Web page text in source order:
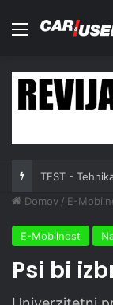
Meni
TEST -
Domov / E-
E-Mobilnost
Psi bi